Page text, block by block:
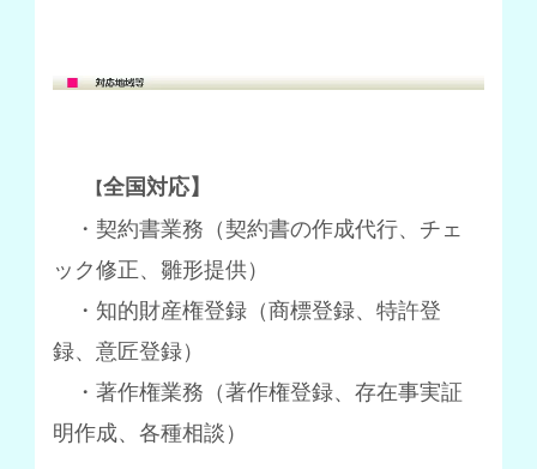
【全国対応】
・契約書業務（契約書の作成代行、チェ
ック修正、雛形提供）
・知的財産権登録（商標登録、特許登
録、意匠登録）
・著作権業務（著作権登録、存在事実証
明作成、各種相談）